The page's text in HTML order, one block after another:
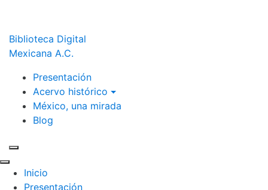
Biblioteca Digital
Mexicana A.C.
Presentación
Acervo histórico
México, una mirada
Blog
Inicio
Presentación